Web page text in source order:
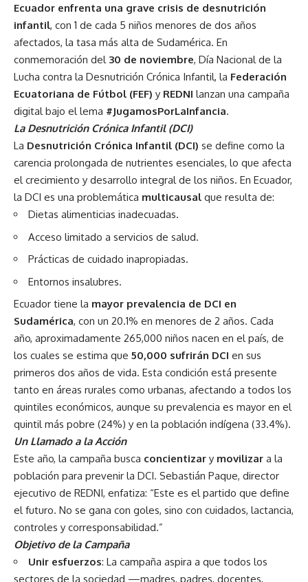
Ecuador enfrenta una grave crisis de desnutrición
infantil, con 1 de cada 5 niños menores de dos años
afectados, la tasa más alta de Sudamérica. En
conmemoración del 30 de noviembre, Día Nacional de la
Lucha contra la Desnutrición Crónica Infantil, la Federación
Ecuatoriana de Fútbol (FEF) y REDNI lanzan una campaña
digital bajo el lema #JugamosPorLaInfancia.
La Desnutrición Crónica Infantil (DCI)
La Desnutrición Crónica Infantil (DCI) se define como la
carencia prolongada de nutrientes esenciales, lo que afecta
el crecimiento y desarrollo integral de los niños. En Ecuador,
la DCI es una problemática multicausal que resulta de:
Dietas alimenticias inadecuadas.
Acceso limitado a servicios de salud.
Prácticas de cuidado inapropiadas.
Entornos insalubres.
Ecuador tiene la mayor prevalencia de DCI en
Sudamérica, con un 20.1% en menores de 2 años. Cada
año, aproximadamente 265,000 niños nacen en el país, de
los cuales se estima que 50,000 sufrirán DCI en sus
primeros dos años de vida. Esta condición está presente
tanto en áreas rurales como urbanas, afectando a todos los
quintiles económicos, aunque su prevalencia es mayor en el
quintil más pobre (24%) y en la población indígena (33.4%).
Un Llamado a la Acción
Este año, la campaña busca concientizar y movilizar a la
población para prevenir la DCI. Sebastián Paque, director
ejecutivo de REDNI, enfatiza: “Este es el partido que define
el futuro. No se gana con goles, sino con cuidados, lactancia,
controles y corresponsabilidad.”
Objetivo de la Campaña
Unir esfuerzos: La campaña aspira a que todos los
sectores de la sociedad —madres, padres, docentes,